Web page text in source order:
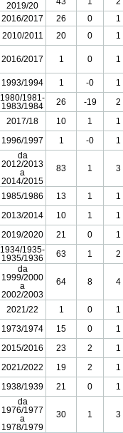
2019/20
2016/2017 26 0
1
2010/2011 20 0
1
2016/2017 1 0
1
1993/1994 1 -0
1
1980/1981-
1983/1984
26 -19
2
2017/18 10 1
1
1996/1997 1 -0 1
da
2012/2013
a
2014/2015
83 1 3
1985/1986 13 1
1
2013/2014 10 1
1
2019/2020 21 0
1
1934/1935-
1935/1936
63 1 2
da
1999/2000
a
2002/2003
64 8 4
2021/22 1 0
1
1973/1974 15 0
1
2015/2016 23 2
1
2021/2022 19 2
1
1938/1939 21 0 1
da
1976/1977
a
1978/1979
30 1 3